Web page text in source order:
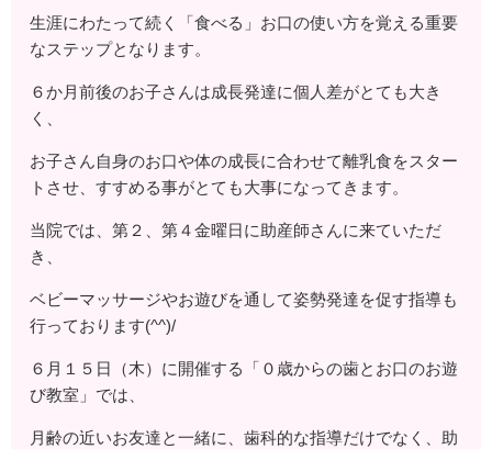
生涯にわたって続く「食べる」お口の使い方を覚える重要
なステップとなります。
６か月前後のお子さんは成長発達に個人差がとても大き
く、
お子さん自身のお口や体の成長に合わせて離乳食をスター
トさせ、すすめる事がとても大事になってきます。
当院では、第２、第４金曜日に助産師さんに来ていただ
き、
ベビーマッサージやお遊びを通して姿勢発達を促す指導も
行っております(^^)/
６月１５日（木）に開催する「０歳からの歯とお口のお遊
び教室」では、
月齢の近いお友達と一緒に、歯科的な指導だけでなく、助